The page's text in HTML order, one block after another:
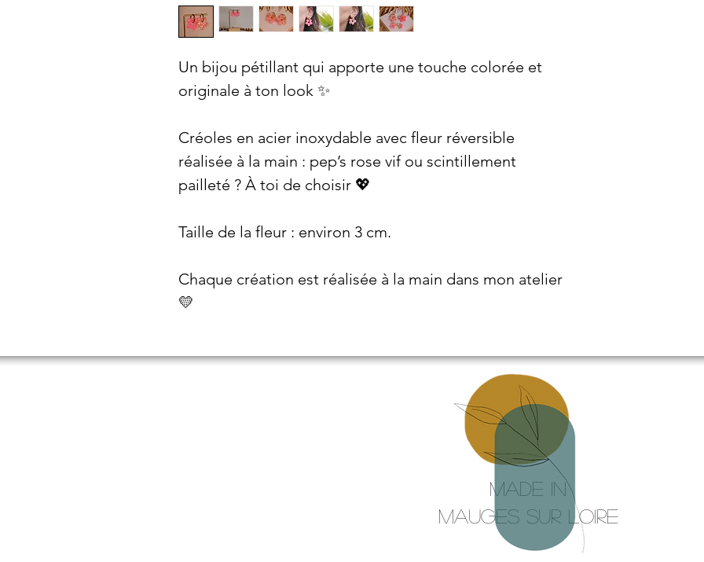
Un bijou pétillant qui apporte une touche colorée et
originale à ton look ✨
Créoles en acier inoxydable avec fleur réversible
réalisée à la main : pep’s rose vif ou scintillement
pailleté ? À toi de choisir 💖
Taille de la fleur : environ 3 cm.
Chaque création est réalisée à la main dans mon atelier
💛
Made in
mauges sur loire